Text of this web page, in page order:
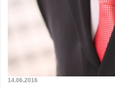
14.06.2016